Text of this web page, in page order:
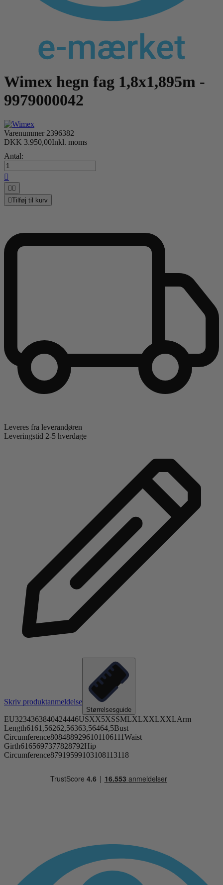
Wimex hegn fag 1,8x1,895m -
9979000042
Varenummer 2396382
DKK 3.950,00Inkl. moms
Antal:

 
Tilføj til kurv
Leveres fra leverandøren
Leveringstid 2-5 hverdage
Skriv produktanmeldelse
Størrelsesguide
EU3234363840424446USXX5XSSMLXLXXLXXLArm
Length6161,56262,56363,56464,5Bust
Circumference8084889296101106111Waist
Girth6165697377828792Hip
Circumference87919599103108113118